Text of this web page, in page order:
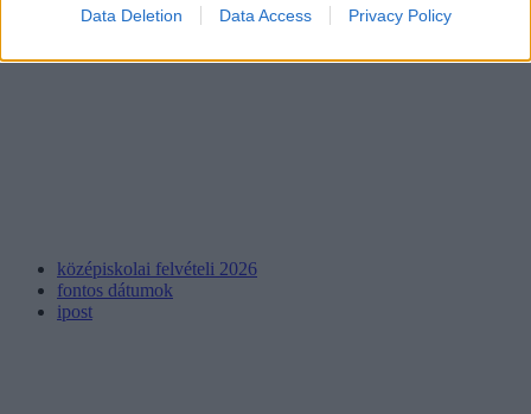
Data Deletion Data Access Privacy Policy
középiskolai felvételi 2026
fontos dátumok
ipost